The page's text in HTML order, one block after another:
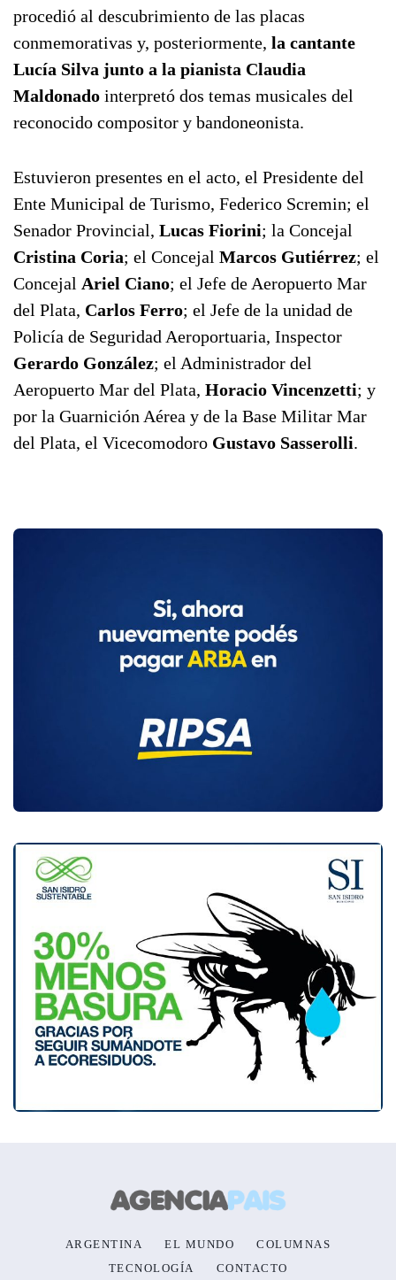
procedió al descubrimiento de las placas
conmemorativas y, posteriormente, la cantante
Lucía Silva junto a la pianista Claudia
Maldonado interpretó dos temas musicales del
reconocido compositor y bandoneonista.
Estuvieron presentes en el acto, el Presidente del
Ente Municipal de Turismo, Federico Scremin; el
Senador Provincial, Lucas Fiorini; la Concejal
Cristina Coria; el Concejal Marcos Gutiérrez; el
Concejal Ariel Ciano; el Jefe de Aeropuerto Mar
del Plata, Carlos Ferro; el Jefe de la unidad de
Policía de Seguridad Aeroportuaria, Inspector
Gerardo González; el Administrador del
Aeropuerto Mar del Plata, Horacio Vincenzetti; y
por la Guarnición Aérea y de la Base Militar Mar
del Plata, el Vicecomodoro Gustavo Sasserolli.
ARGENTINA EL MUNDO
COLUMNAS
TECNOLOGÍA
CONTACTO